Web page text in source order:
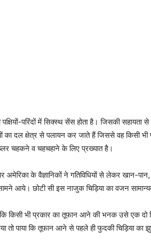
पक्षियों-परिंदों में सिक्स्थ सेंस होता है। जिसकी
का दल क्षेत्र से पलायन कर जाते हैं जिससे वह किसी
चहकने व चहचहाने के लिए प्रख्यात है।
अमेरिका के वैज्ञानिकों ने गतिविधियों से लेकर खान-
आये। छोटी सी इस नाजुक चिड़िया का वजन
किसी भी प्रकार का तूफान आने की भनक उसे एक दो
तो पाया कि तूफान आने से पहले ही फुदकी चिड़िया